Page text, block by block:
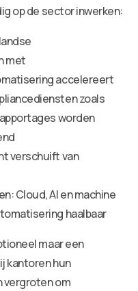
op de sector inwerken:
met
accelereert
zoals
worden
verschuift van
Cloud, AI en machine
haalbaar
maar een
kantoren hun
om